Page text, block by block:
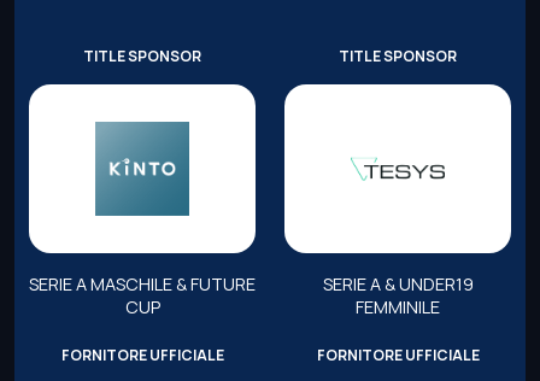
TITLE SPONSOR
SERIE A MASCHILE & FUTURE
CUP
TITLE SPONSOR
SERIE A & UNDER19
FEMMINILE
FORNITORE UFFICIALE FORNITORE UFFICIALE